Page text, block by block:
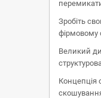
Зробіть
фірмовому
Великий
Концепція